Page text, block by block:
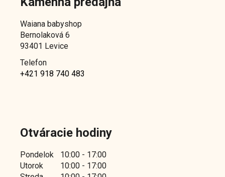
s
Waiana babyshop
Bernolaková 6
93401 Levice
Telefon
+421 918 740 483
Otváracie hodiny
Pondelok
10:00 - 17:00
Utorok
10:00 - 17:00